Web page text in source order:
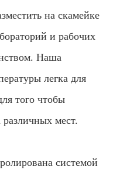
на скамейке
и рабочих
Наша
легка для
того чтобы
различных мест.
системой